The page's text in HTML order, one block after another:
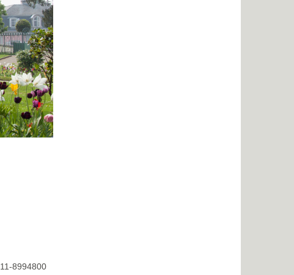
8994800